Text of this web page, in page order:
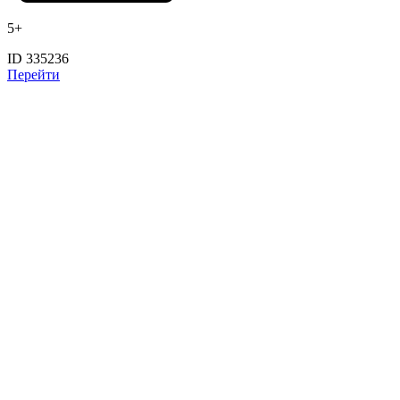
5+
ID 335236
Перейти